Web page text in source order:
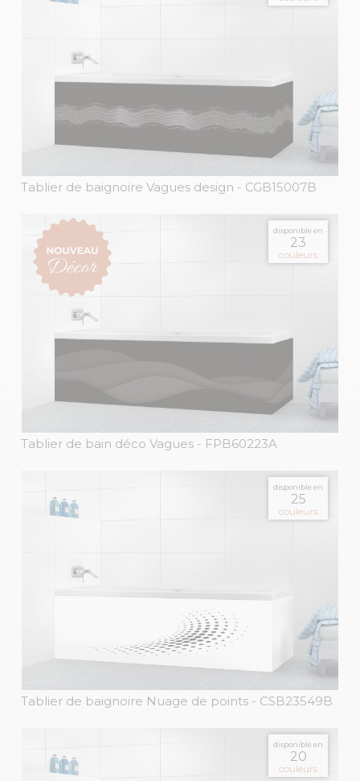
Tablier de baignoire Vagues design - CGB15007B
disponible en
23
couleurs
Tablier de bain déco Vagues - FPB60223A
disponible en
25
couleurs
Tablier de baignoire Nuage de points - CSB23549B
disponible en
20
couleurs